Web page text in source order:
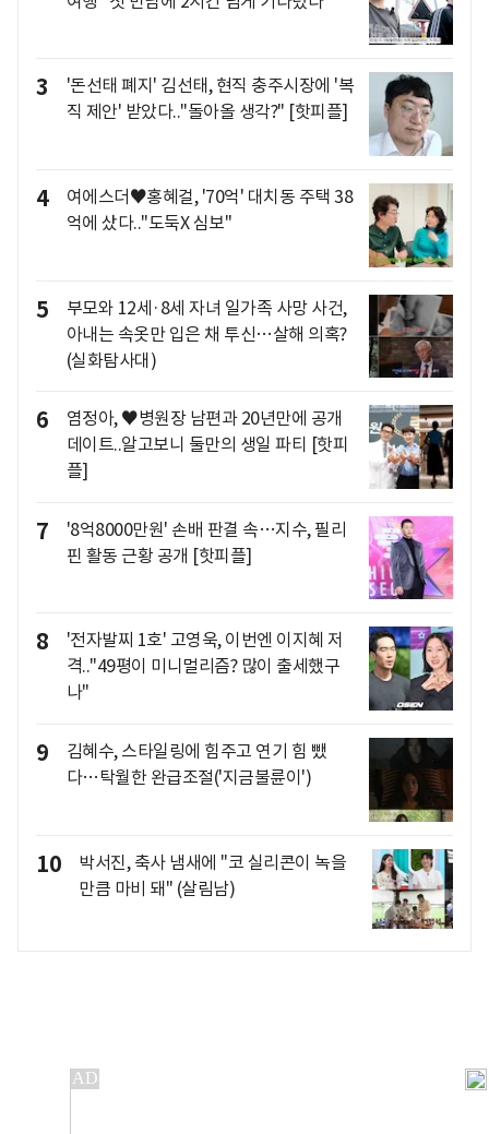
3
'돈선태 폐지' 김선태, 현직 충주시장에 '복
직 제안' 받았다.."돌아올 생각?" [핫피플]
4
여에스더♥홍혜걸, '70억' 대치동 주택 38
억에 샀다.."도둑X 심보"
5
부모와 12세·8세 자녀 일가족 사망 사건,
아내는 속옷만 입은 채 투신…살해 의혹?
(실화탐사대)
6
염정아, ♥병원장 남편과 20년만에 공개
데이트..알고보니 둘만의 생일 파티 [핫피
플]
7
'8억8000만원' 손배 판결 속…지수, 필리
핀 활동 근황 공개 [핫피플]
8
'전자발찌 1호' 고영욱, 이번엔 이지혜 저
격.."49평이 미니멀리즘? 많이 출세했구
나"
9
김혜수, 스타일링에 힘주고 연기 힘 뺐
다…탁월한 완급조절('지금불륜이')
10
박서진, 축사 냄새에 "코 실리콘이 녹을
만큼 마비 돼" (살림남)